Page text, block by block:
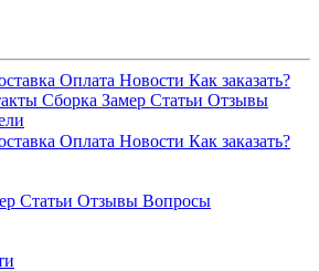
Оплата Новости Как заказать?
Сборка Замер Статьи Отзывы
Оплата Новости Как заказать?
Статьи Отзывы Вопросы